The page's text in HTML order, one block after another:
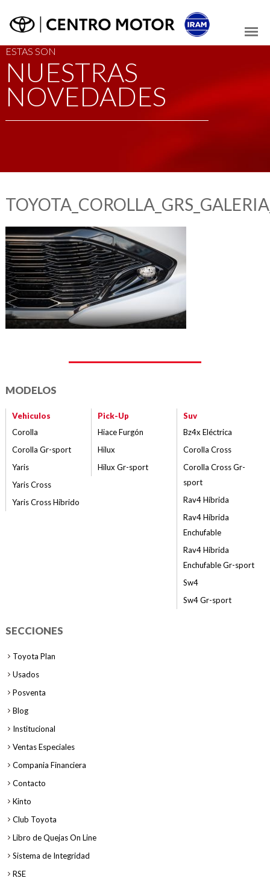
ESTAS SON
NUESTRAS
NOVEDADES
MODELOS
Vehiculos
Corolla
Corolla Gr-sport
Yaris
Yaris Cross
Yaris Cross Híbrido
Pick-Up
Hiace Furgón
Hilux
Hilux Gr-sport
Suv
Bz4x Eléctrica
Corolla Cross
Corolla Cross Gr-
sport
Rav4 Híbrida
Rav4 Híbrida
Enchufable
Rav4 Híbrida
Enchufable Gr-sport
Sw4
Sw4 Gr-sport
SECCIONES
Toyota Plan
Usados
Posventa
Blog
Institucional
Ventas Especiales
Compania Financiera
Contacto
Kinto
Club Toyota
Libro de Quejas On Line
Sistema de Integridad
RSE